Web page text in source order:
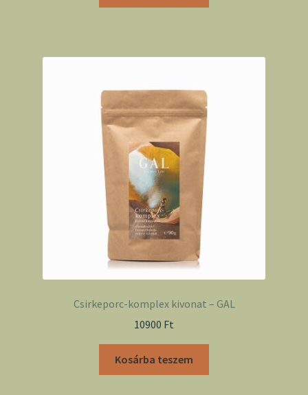
Csirkeporc-komplex kivonat – GAL
10900 Ft
Kosárba teszem